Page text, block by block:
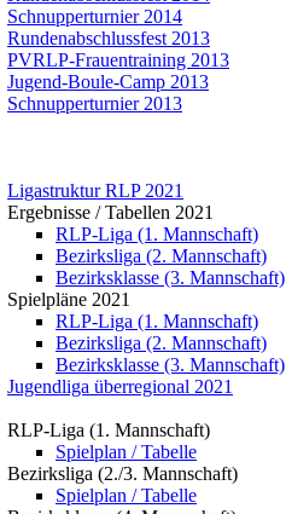
Schnupperturnier 2014
Rundenabschlussfest 2013
PVRLP-Frauentraining 2013
Jugend-Boule-Camp 2013
Schnupperturnier 2013
Ligastruktur RLP 2021
Ergebnisse / Tabellen 2021
RLP-Liga (1. Mannschaft)
Bezirksliga (2. Mannschaft)
Bezirksklasse (3. Mannschaft)
Spielpläne 2021
RLP-Liga (1. Mannschaft)
Bezirksliga (2. Mannschaft)
Bezirksklasse (3. Mannschaft)
Jugendliga überregional 2021
RLP-Liga (1. Mannschaft)
Spielplan / Tabelle
Bezirksliga (2./3. Mannschaft)
Spielplan / Tabelle